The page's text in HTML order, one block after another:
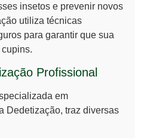
insetos e prevenir novos
utiliza técnicas
para garantir que sua
Profissional
em
Dedetização, traz diversas